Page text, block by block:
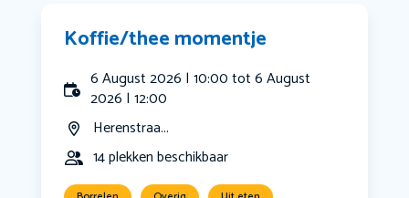
Koffie/thee momentje
6 August 2026 | 10:00 tot 6 August
2026 | 12:00
Herenstraa...
14 plekken beschikbaar